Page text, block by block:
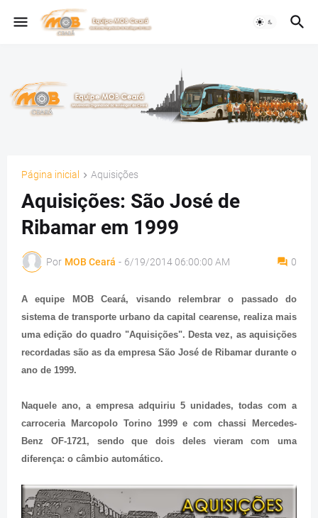
Página inicial Aquisições
Aquisições: São José de
Ribamar em 1999
Por MOB Ceará - 6/19/2014 06:00:00 AM 0
A equipe MOB Ceará, visando relembrar o passado do
sistema de transporte urbano da capital cearense, realiza mais
uma edição do quadro "Aquisições". Desta vez, as aquisições
recordadas são as da empresa São José de Ribamar durante o
ano de 1999.
Naquele ano, a empresa adquiriu 5 unidades, todas com a
carroceria Marcopolo Torino 1999 e com chassi Mercedes-
Benz OF-1721, sendo que dois deles vieram com uma
diferença: o câmbio automático.